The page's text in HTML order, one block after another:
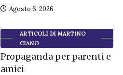
Agosto 6, 2026
ARTICOLI DI MARTINO
CIANO
Propaganda per parenti e
amici